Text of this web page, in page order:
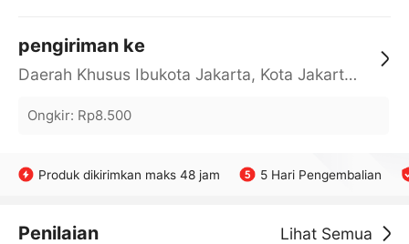
pengiriman ke
Daerah Khusus Ibukota Jakarta, Kota Jakarta Barat, Cengkareng, yy
Ongkir: Rp8.500
Produk dikirimkan maks 48 jam 5 Hari Pengembalian
Penilaian Lihat Semua